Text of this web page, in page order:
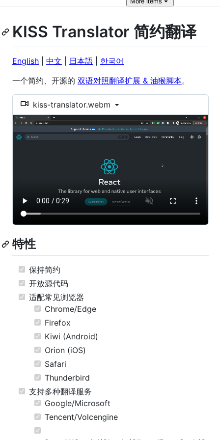
KISS Translator 简约翻译
English 中文 日本語
한국어
一个简约、开源的 双语对照翻译扩展 & 油猴脚本。
kiss-translator.webm
特性
保持简约
开放源代码
适配常见浏览器
Chrome/Edge
Firefox
Kiwi (Android)
Orion (iOS)
Safari
Thunderbird
支持多种翻译服务
Google/Microsoft
Tencent/Volcengine